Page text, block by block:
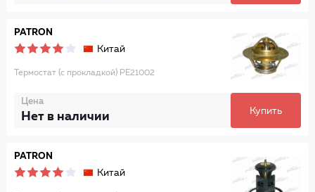
PATRON
Китай
Термостат (с прокладкой) PE21002
Цена
Нет в наличии Купить
PATRON
Китай